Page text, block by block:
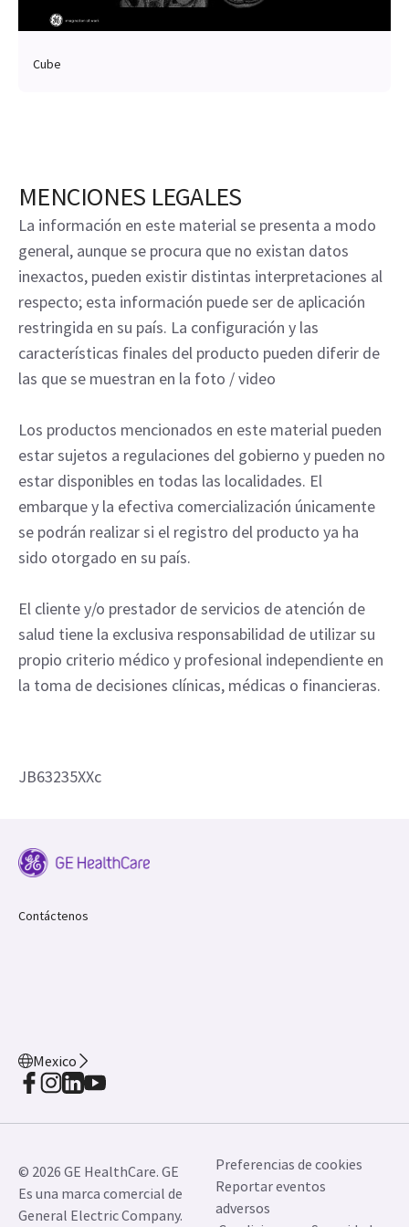
Cube
MENCIONES LEGALES
La información en este material se presenta a modo
general, aunque se procura que no existan datos
inexactos, pueden existir distintas interpretaciones al
respecto; esta información puede ser de aplicación
restringida en su país. La configuración y las
características finales del producto pueden diferir de
las que se muestran en la foto / video
Los productos mencionados en este material pueden
estar sujetos a regulaciones del gobierno y pueden no
estar disponibles en todas las localidades. El
embarque y la efectiva comercialización únicamente
se podrán realizar si el registro del producto ya ha
sido otorgado en su país.
El cliente y/o prestador de servicios de atención de
salud tiene la exclusiva responsabilidad de utilizar su
propio criterio médico y profesional independiente en
la toma de decisiones clínicas, médicas o financieras.
JB63235XXc
Contáctenos
Mexico
© 2026 GE HealthCare. GE
Es una marca comercial de
General Electric Company.
Preferencias de cookies
Reportar eventos
adversos